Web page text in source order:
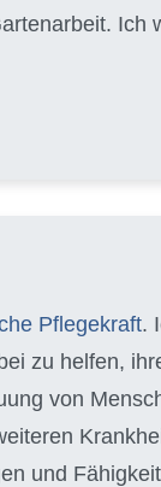
Ich
Pflegekraft.
zu helfen,
von
und